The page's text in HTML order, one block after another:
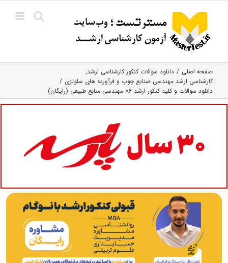
content
صفحه اصلی
دانلود سوالات کنکور کارشناسی ارشد
کارشناسی ارشد مهندسی صنایع چوب و فرآورده‌ های سلولزی
دانلود سوالات و کلید کنکور ارشد ۸۶ مهندسی منابع طبیعی (رایگان)